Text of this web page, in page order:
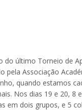
do último Torneio de
pela Associação
quando estamos
Nos dias 19 e 20, 8
em dois grupos, e 5